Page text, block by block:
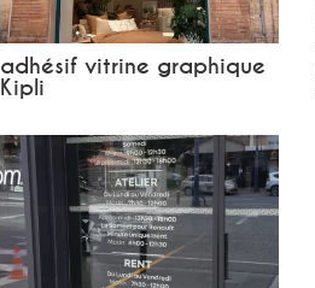
adhésif vitrine graphique
Kipli